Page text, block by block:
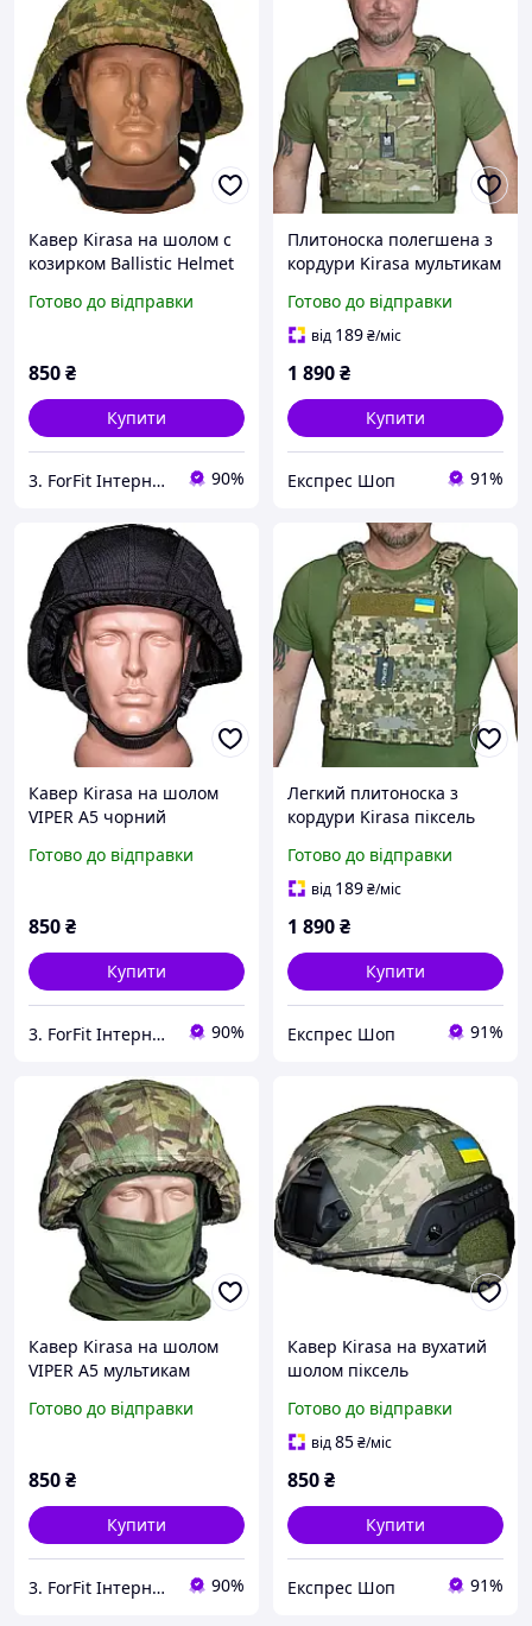
Кавер Kirasa на шолом с
козирком Ballistic Helmet
(Арт.KI605) зручне
Готово до відправки
850₴
Купити
3. ForFit Інтернет-магазин спортивних товарів 90%
Плитоноска полегшена з
кордури Kirasa мультикам
життєво важливих
органів з системою
Готово до відправки
від 189₴/міс
1 890₴
Купити
Експрес Шоп 91%
Кавер Kirasa на шолом
VIPER A5 чорний
кріплення та стропи
до шолому.
Готово до відправки
850₴
Купити
3. ForFit Інтернет-магазин спортивних товарів 90%
Легкий плитоноска з
кордури Kirasa піксель
MOLLE універсальний
розмір для захисту
Готово до відправки
від 189₴/міс
1 890₴
Купити
Експрес Шоп 91%
Кавер Kirasa на шолом
VIPER A5 мультикам
кріплення та стропи
до шолому.
Готово до відправки
850₴
Купити
3. ForFit Інтернет-магазин спортивних товарів 90%
Кавер Kirasa на вухатий
шолом піксель
Cordura 1000d колір -
піксель розмір - L
Готово до відправки
від85₴/міс
850₴
Купити
Експрес Шоп 91%